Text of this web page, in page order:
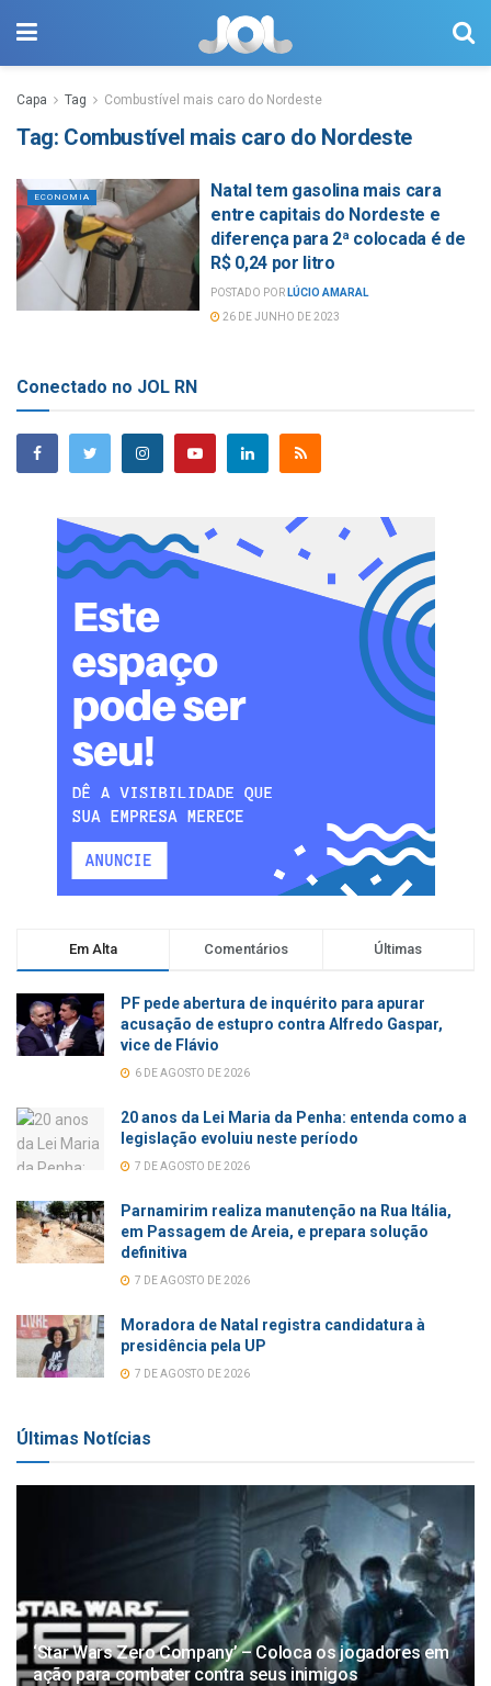
Capa Tag Combustível mais caro do Nordeste
Tag: Combustível mais caro do Nordeste
ECONOMIA
Natal tem gasolina mais cara
entre capitais do Nordeste e
diferença para 2ª colocada é de
R$ 0,24 por litro
POSTADO POR LÚCIO AMARAL
26 DE JUNHO DE 2023
Conectado no JOL RN
Em Alta Comentários Últimas
PF pede abertura de inquérito para apurar
acusação de estupro contra Alfredo Gaspar,
vice de Flávio
6 DE AGOSTO DE 2026
20 anos da Lei Maria da Penha: entenda como a
legislação evoluiu neste período
7 DE AGOSTO DE 2026
Parnamirim realiza manutenção na Rua Itália,
em Passagem de Areia, e prepara solução
definitiva
7 DE AGOSTO DE 2026
Moradora de Natal registra candidatura à
presidência pela UP
7 DE AGOSTO DE 2026
Últimas Notícias
‘Star Wars Zero Company’ – Coloca os jogadores em
ação para combater contra seus inimigos